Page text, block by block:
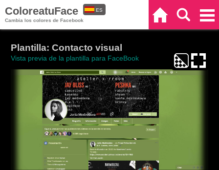
ColoreatuFace
Cambia los colores de Facebook
ES
Plantilla: Contacto visual
Vista previa de la plantilla para FaceBook